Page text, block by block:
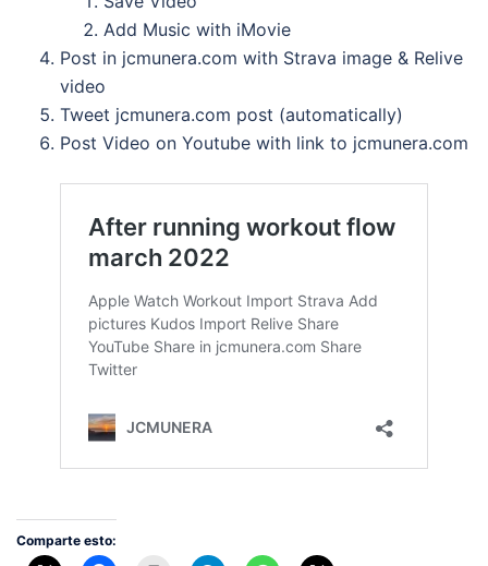
Add Music with iMovie
Post in jcmunera.com with Strava image & Relive
video
Tweet jcmunera.com post (automatically)
Post Video on Youtube with link to jcmunera.com
Comparte esto: